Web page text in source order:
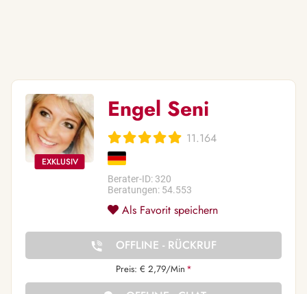
Engel Seni
11.164
Berater-ID: 320
Beratungen: 54.553
Als Favorit speichern
OFFLINE - RÜCKRUF
Preis: € 2,79/Min *